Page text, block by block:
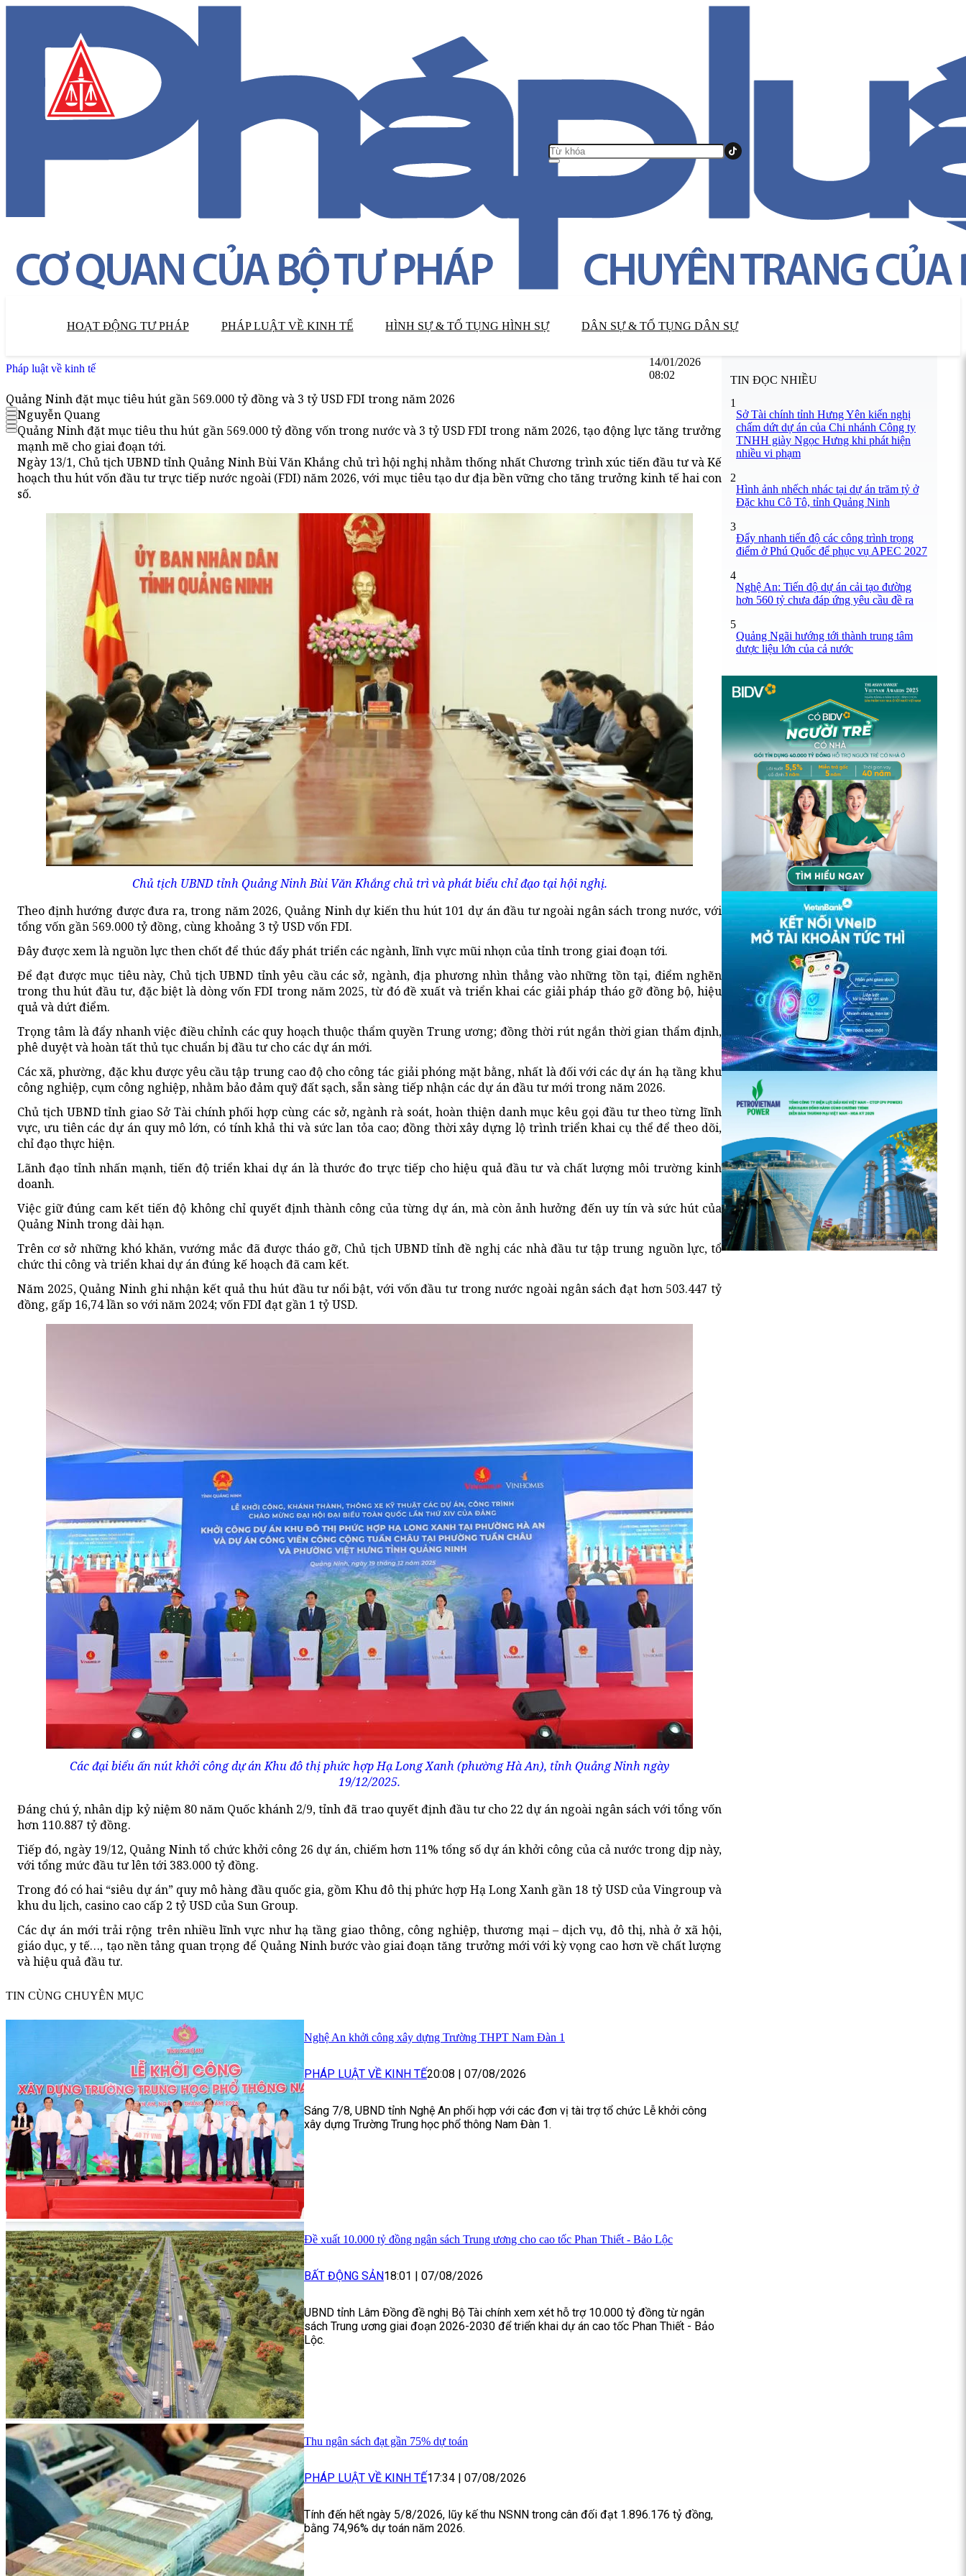
HOẠT ĐỘNG TƯ PHÁP PHÁP LUẬT VỀ KINH TẾ HÌNH SỰ & TỐ TỤNG HÌNH SỰ DÂN SỰ & TỐ TỤNG DÂN SỰ
Pháp luật về kinh tế
14/01/2026
08:02
Quảng Ninh đặt mục tiêu hút gần 569.000 tỷ đồng và 3 tỷ USD FDI trong năm 2026
Nguyễn Quang
Quảng Ninh đặt mục tiêu thu hút gần 569.000 tỷ đồng vốn trong nước và 3 tỷ USD FDI trong năm 2026, tạo động lực tăng trưởng
mạnh mẽ cho giai đoạn tới.
Ngày 13/1, Chủ tịch UBND tỉnh Quảng Ninh Bùi Văn Khắng chủ trì hội nghị nhằm thống nhất Chương trình xúc tiến đầu tư và Kế
hoạch thu hút vốn đầu tư trực tiếp nước ngoài (FDI) năm 2026, với mục tiêu tạo dư địa bền vững cho tăng trưởng kinh tế hai con
số.
Chủ tịch UBND tỉnh Quảng Ninh Bùi Văn Khắng chủ trì và phát biểu chỉ đạo tại hội nghị.
Theo định hướng được đưa ra, trong năm 2026, Quảng Ninh dự kiến thu hút 101 dự án đầu tư ngoài ngân sách trong nước, với
tổng vốn gần 569.000 tỷ đồng, cùng khoảng 3 tỷ USD vốn FDI.
Đây được xem là nguồn lực then chốt để thúc đẩy phát triển các ngành, lĩnh vực mũi nhọn của tỉnh trong giai đoạn tới.
Để đạt được mục tiêu này, Chủ tịch UBND tỉnh yêu cầu các sở, ngành, địa phương nhìn thẳng vào những tồn tại, điểm nghẽn
trong thu hút đầu tư, đặc biệt là dòng vốn FDI trong năm 2025, từ đó đề xuất và triển khai các giải pháp tháo gỡ đồng bộ, hiệu
quả và dứt điểm.
Trọng tâm là đẩy nhanh việc điều chỉnh các quy hoạch thuộc thẩm quyền Trung ương; đồng thời rút ngắn thời gian thẩm định,
phê duyệt và hoàn tất thủ tục chuẩn bị đầu tư cho các dự án mới.
Các xã, phường, đặc khu được yêu cầu tập trung cao độ cho công tác giải phóng mặt bằng, nhất là đối với các dự án hạ tầng khu
công nghiệp, cụm công nghiệp, nhằm bảo đảm quỹ đất sạch, sẵn sàng tiếp nhận các dự án đầu tư mới trong năm 2026.
Chủ tịch UBND tỉnh giao Sở Tài chính phối hợp cùng các sở, ngành rà soát, hoàn thiện danh mục kêu gọi đầu tư theo từng lĩnh
vực, ưu tiên các dự án quy mô lớn, có tính khả thi và sức lan tỏa cao; đồng thời xây dựng lộ trình triển khai cụ thể để theo dõi,
chỉ đạo thực hiện.
Lãnh đạo tỉnh nhấn mạnh, tiến độ triển khai dự án là thước đo trực tiếp cho hiệu quả đầu tư và chất lượng môi trường kinh
doanh.
Việc giữ đúng cam kết tiến độ không chỉ quyết định thành công của từng dự án, mà còn ảnh hưởng đến uy tín và sức hút của
Quảng Ninh trong dài hạn.
Trên cơ sở những khó khăn, vướng mắc đã được tháo gỡ, Chủ tịch UBND tỉnh đề nghị các nhà đầu tư tập trung nguồn lực, tổ
chức thi công và triển khai dự án đúng kế hoạch đã cam kết.
Năm 2025, Quảng Ninh ghi nhận kết quả thu hút đầu tư nổi bật, với vốn đầu tư trong nước ngoài ngân sách đạt hơn 503.447 tỷ
đồng, gấp 16,74 lần so với năm 2024; vốn FDI đạt gần 1 tỷ USD.
Các đại biểu ấn nút khởi công dự án Khu đô thị phức hợp Hạ Long Xanh (phường Hà An), tỉnh Quảng Ninh ngày
19/12/2025.
Đáng chú ý, nhân dịp kỷ niệm 80 năm Quốc khánh 2/9, tỉnh đã trao quyết định đầu tư cho 22 dự án ngoài ngân sách với tổng vốn
hơn 110.887 tỷ đồng.
Tiếp đó, ngày 19/12, Quảng Ninh tổ chức khởi công 26 dự án, chiếm hơn 11% tổng số dự án khởi công của cả nước trong dịp này,
với tổng mức đầu tư lên tới 383.000 tỷ đồng.
Trong đó có hai “siêu dự án” quy mô hàng đầu quốc gia, gồm Khu đô thị phức hợp Hạ Long Xanh gần 18 tỷ USD của Vingroup và
khu du lịch, casino cao cấp 2 tỷ USD của Sun Group.
Các dự án mới trải rộng trên nhiều lĩnh vực như hạ tầng giao thông, công nghiệp, thương mại – dịch vụ, đô thị, nhà ở xã hội,
giáo dục, y tế…, tạo nền tảng quan trọng để Quảng Ninh bước vào giai đoạn tăng trưởng mới với kỳ vọng cao hơn về chất lượng
và hiệu quả đầu tư.
TIN CÙNG CHUYÊN MỤC
Nghệ An khởi công xây dựng Trường THPT Nam Đàn 1
PHÁP LUẬT VỀ KINH TẾ20:08 07/08/2026
Sáng 7/8, UBND tỉnh Nghệ An phối hợp với các đơn vị tài trợ tổ chức Lễ khởi công
xây dựng Trường Trung học phổ thông Nam Đàn 1.
Đề xuất 10.000 tỷ đồng ngân sách Trung ương cho cao tốc Phan Thiết - Bảo Lộc
BẤT ĐỘNG SẢN18:01 | 07/08/2026
UBND tỉnh Lâm Đồng đề nghị Bộ Tài chính xem xét hỗ trợ 10.000 tỷ đồng từ ngân
sách Trung ương giai đoạn 2026-2030 để triển khai dự án cao tốc Phan Thiết - Bảo
Lộc.
Thu ngân sách đạt gần 75% dự toán
PHÁP LUẬT VỀ KINH TẾ17:34 | 07/08/2026
Tính đến hết ngày 5/8/2026, lũy kế thu NSNN trong cân đối đạt 1.896.176 tỷ đồng,
bằng 74,96% dự toán năm 2026.
TIN ĐỌC NHIỀU
1
Sở Tài chính tỉnh Hưng Yên kiến nghị
chấm dứt dự án của Chi nhánh Công ty
TNHH giày Ngọc Hưng khi phát hiện
nhiều vi phạm
2
Hình ảnh nhếch nhác tại dự án trăm tỷ ở
Đặc khu Cô Tô, tỉnh Quảng Ninh
3
Đẩy nhanh tiến độ các công trình trọng
điểm ở Phú Quốc để phục vụ APEC 2027
4
Nghệ An: Tiến độ dự án cải tạo đường
hơn 560 tỷ chưa đáp ứng yêu cầu đề ra
5
Quảng Ngãi hướng tới thành trung tâm
dược liệu lớn của cả nước